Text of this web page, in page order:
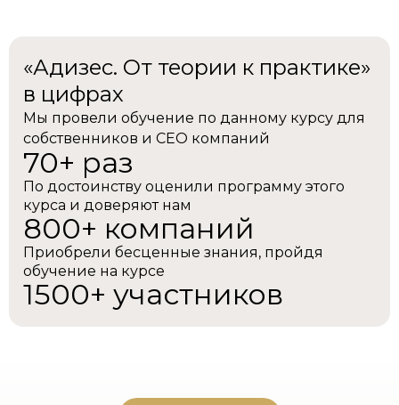
«Адизес. От теории к практике»
в цифрах
Мы провели обучение по данному курсу для
собственников и СЕО компаний
70+ раз
По достоинству оценили программу этого
курса и доверяют нам
800+ компаний
Приобрели бесценные знания, пройдя
обучение на курсе
1500+ участников